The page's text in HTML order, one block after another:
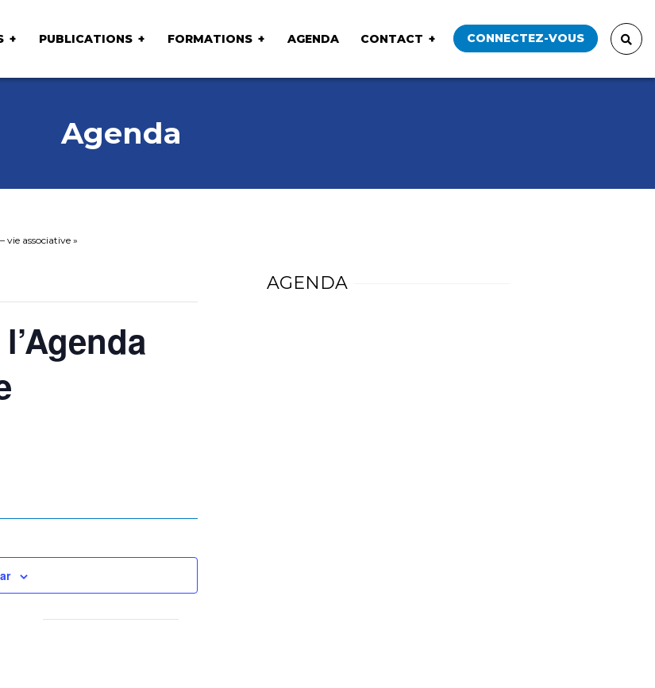
PUBLICATIONS FORMATIONS AGENDA CONTACT CONNECTEZ-VOUS
Agenda
vie associative »
AGENDA